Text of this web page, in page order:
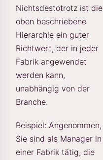
Nichtsdestotrotz ist die
oben beschriebene
Hierarchie ein guter
Richtwert, der in jeder
Fabrik angewendet
werden kann,
unabhängig von der
Branche.
Beispiel: Angenommen,
Sie sind als Manager in
einer Fabrik tätig, die